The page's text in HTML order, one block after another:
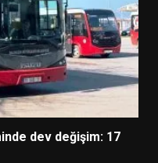
dev değişim: 17